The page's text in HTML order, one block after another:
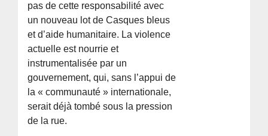
pas de cette responsabilité avec
un nouveau lot de Casques bleus
et d’aide humanitaire. La violence
actuelle est nourrie et
instrumentalisée par un
gouvernement, qui, sans l’appui de
la « communauté » internationale,
serait déjà tombé sous la pression
de la rue.